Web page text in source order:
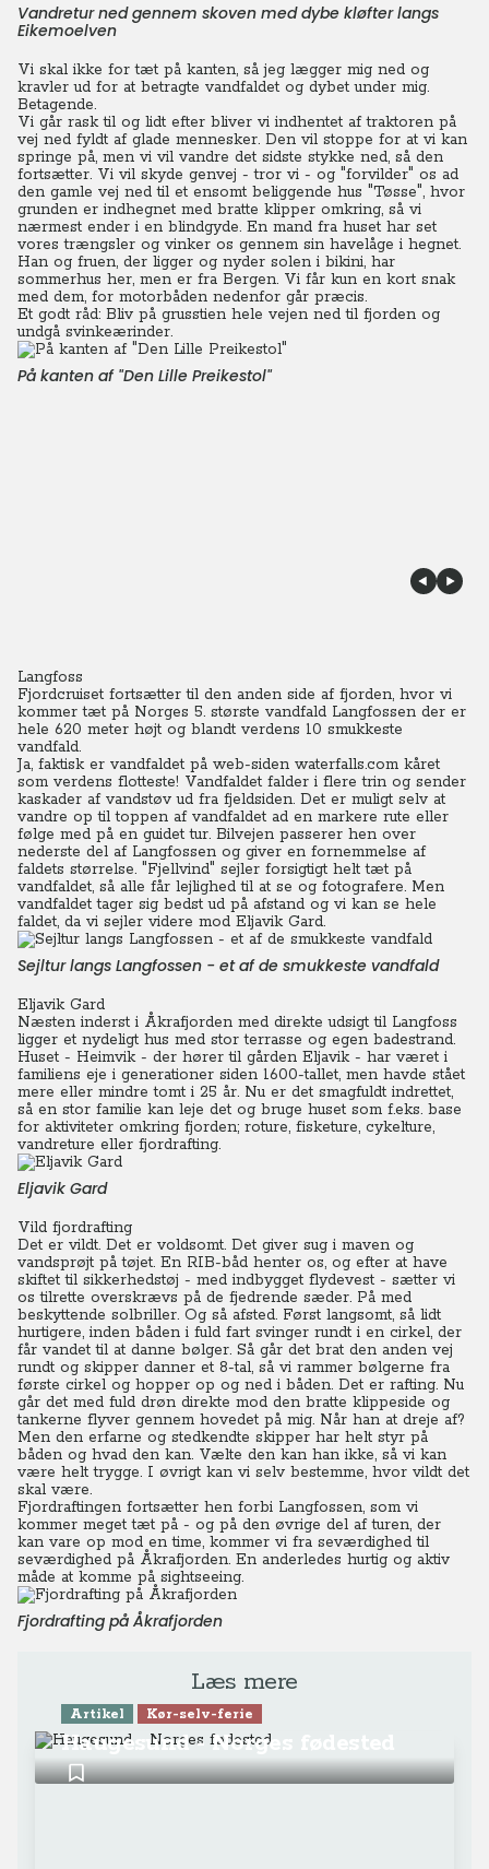
Vandretur ned gennem skoven med dybe kløfter langs
Eikemoelven
Vi skal ikke for tæt på kanten, så jeg lægger mig ned og
kravler ud for at betragte vandfaldet og dybet under mig.
Betagende.
Vi går rask til og lidt efter bliver vi indhentet af traktoren på
vej ned fyldt af glade mennesker. Den vil stoppe for at vi kan
springe på, men vi vil vandre det sidste stykke ned, så den
fortsætter. Vi vil skyde genvej - tror vi - og "forvilder" os ad
den gamle vej ned til et ensomt beliggende hus "Tøsse", hvor
grunden er indhegnet med bratte klipper omkring, så vi
nærmest ender i en blindgyde. En mand fra huset har set
vores trængsler og vinker os gennem sin havelåge i hegnet.
Han og fruen, der ligger og nyder solen i bikini, har
sommerhus her, men er fra Bergen. Vi får kun en kort snak
med dem, for motorbåden nedenfor går præcis.
Et godt råd: Bliv på grusstien hele vejen ned til fjorden og
undgå svinkeærinder.
På kanten af "Den Lille Preikestol"
Langfoss
Fjordcruiset fortsætter til den anden side af fjorden, hvor vi
kommer tæt på Norges 5. største vandfald Langfossen der er
hele 620 meter højt og blandt verdens 10 smukkeste
vandfald.
Ja, faktisk er vandfaldet på web-siden waterfalls.com kåret
som verdens flotteste! Vandfaldet falder i flere trin og sender
kaskader af vandstøv ud fra fjeldsiden. Det er muligt selv at
vandre op til toppen af vandfaldet ad en markere rute eller
følge med på en guidet tur. Bilvejen passerer hen over
nederste del af Langfossen og giver en fornemmelse af
faldets størrelse. "Fjellvind" sejler forsigtigt helt tæt på
vandfaldet, så alle får lejlighed til at se og fotografere. Men
vandfaldet tager sig bedst ud på afstand og vi kan se hele
faldet, da vi sejler videre mod Eljavik Gard.
Sejltur langs Langfossen - et af de smukkeste vandfald
Eljavik Gard
Næsten inderst i Åkrafjorden med direkte udsigt til Langfoss
ligger et nydeligt hus med stor terrasse og egen badestrand.
Huset - Heimvik - der hører til gården Eljavik - har været i
familiens eje i generationer siden 1600-tallet, men havde stået
mere eller mindre tomt i 25 år. Nu er det smagfuldt indrettet,
så en stor familie kan leje det og bruge huset som f.eks. base
for aktiviteter omkring fjorden; roture, fisketure, cykelture,
vandreture eller fjordrafting.
Eljavik Gard
Vild fjordrafting
Det er vildt. Det er voldsomt. Det giver sug i maven og
vandsprøjt på tøjet. En RIB-båd henter os, og efter at have
skiftet til sikkerhedstøj - med indbygget flydevest - sætter vi
os tilrette overskrævs på de fjedrende sæder. På med
beskyttende solbriller. Og så afsted. Først langsomt, så lidt
hurtigere, inden båden i fuld fart svinger rundt i en cirkel, der
får vandet til at danne bølger. Så går det brat den anden vej
rundt og skipper danner et 8-tal, så vi rammer bølgerne fra
første cirkel og hopper op og ned i båden. Det er rafting. Nu
går det med fuld drøn direkte mod den bratte klippeside og
tankerne flyver gennem hovedet på mig. Når han at dreje af?
Men den erfarne og stedkendte skipper har helt styr på
båden og hvad den kan. Vælte den kan han ikke, så vi kan
være helt trygge. I øvrigt kan vi selv bestemme, hvor vildt det
skal være.
Fjordraftingen fortsætter hen forbi Langfossen, som vi
kommer meget tæt på - og på den øvrige del af turen, der
kan vare op mod en time, kommer vi fra seværdighed til
seværdighed på Åkrafjorden. En anderledes hurtig og aktiv
måde at komme på sightseeing.
Fjordrafting på Åkrafjorden
Læs mere
Artikel Kør-selv-ferie
Haugesund - Norges fødested